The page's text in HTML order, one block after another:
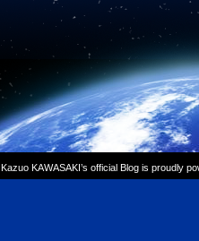
Kazuo KAWASAKI’s official Blog is proudly